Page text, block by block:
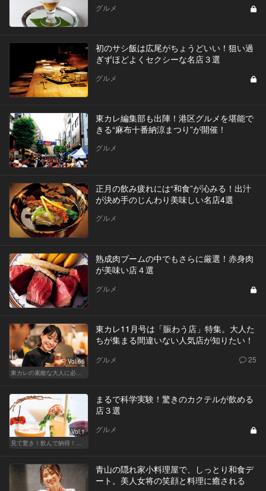
グルメ
初のサシ飯は広尾がちょうどいい！狙い過
ぎずほどよくセクシーな名店３選
グルメ
東カレ編集部も出陣！港区グルメを堪能で
きる“麻布十番納涼まつり”が開催！
グルメ
正月の飲み疲れには“和食”が沁みる！出汁
が決め手のじんわり美味しい名店4選
グルメ
熟成肉ブームの中でもさらに厳選！赤身肉
が美味い店４選
グルメ
Vol.66
東カレ11月号は「賑わう店」特集。大人た
ちが集まる間違いない人気店が知りたい！
グルメ 25
Vol.1
まるで科学実験！驚きのカクテルが飲める
店３選
グルメ
青山の隠れ家小料理屋で、しっとり和食デ
ート。美人女将の笑顔と料理に癒される